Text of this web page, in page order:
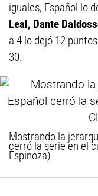
iguales, Español lo
Leal, Dante
a 4 lo dejó 12
30.
Mostrando la
cerró la serie en el
Espinoza)